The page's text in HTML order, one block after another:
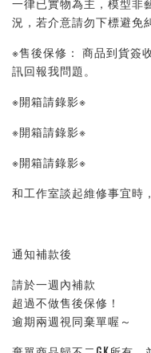
一律已實物為主，模型非
況，若介意請勿下標避免
※售後保修： 商品到貨簽
訊回報我問題。
※開箱請錄影※
※開箱請錄影※
※開箱請錄影※
和工作室談起維修事宜時
通知補款後
請於一週內補款
超過不做售後保修！
逾期兩週視同棄單喔～